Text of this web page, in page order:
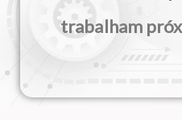
trabalham